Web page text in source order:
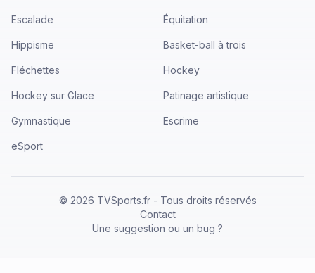
Escalade Équitation
Hippisme Basket-ball à trois
Fléchettes Hockey
Hockey sur Glace Patinage artistique
Gymnastique Escrime
eSport
© 2026 TVSports.fr - Tous droits réservés
Contact
Une suggestion ou un bug ?